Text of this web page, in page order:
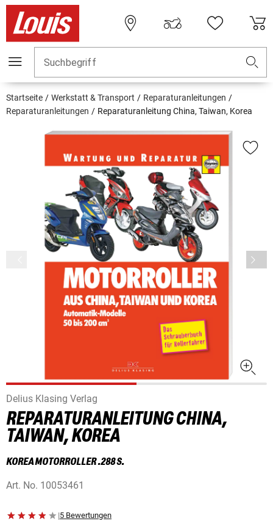
Suchbegriff
Startseite Werkstatt & Transport
Reparaturanleitungen
Reparaturanleitungen
Reparaturanleitung China, Taiwan, Korea
Delius Klasing Verlag
REPARATURANLEITUNG CHINA,
TAIWAN, KOREA
KOREA MOTORROLLER .288 S.
Art. No. 10053461
|5 Bewertungen